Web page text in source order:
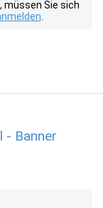
müssen Sie sich
- Banner